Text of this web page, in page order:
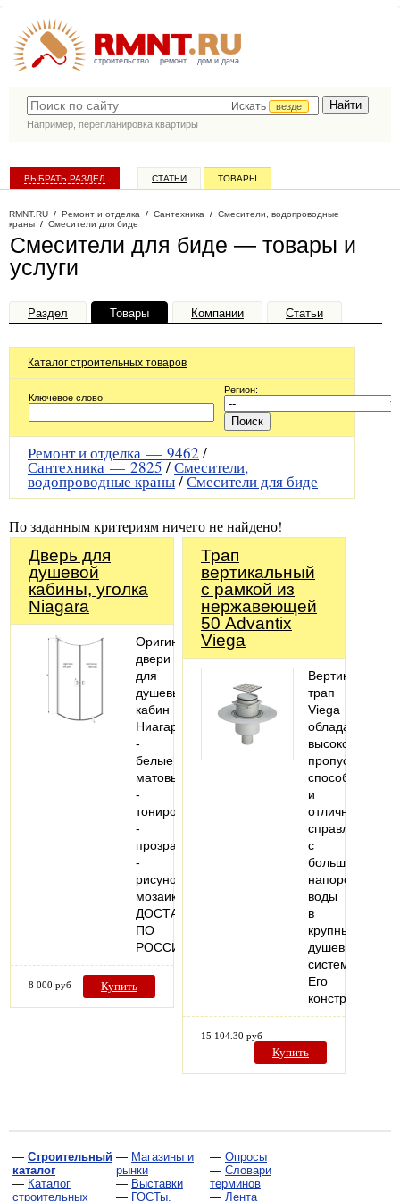
строительство ремонт дом и дача
Искать
везде
Например, перепланировка квартиры
ВЫБРАТЬ РАЗДЕЛ СТАТЬИ ТОВАРЫ
RMNT.RU / Ремонт и отделка / Сантехника / Смесители, водопроводные
краны / Смесители для биде
Смесители для биде — товары и
услуги
Раздел Товары Компании Статьи
Каталог строительных товаров
Ключевое слово:
Регион:
Ремонт и отделка — 9462 /
Сантехника —2825/Смесители,
водопроводные краны/Смесители для биде
По заданным критериям ничего не найдено!
Дверь для
душевой
кабины, уголка
Niagara
Оригинальные
двери
для
душевых
кабин
Ниагара
-
белые
матовые
-
тонированные
-
прозрачные
-
рисунок
мозаика
ДОСТАВКА
ПО
РОССИИ
8 000 руб Купить
Трап
вертикальный
с рамкой из
нержавеющей
50 Advantix
Viega
Вертикальный
трап
Viega
обладает
высокой
пропускной
способностью
и
отлично
справляется
с
большим
напором
воды
в
крупных
душевых
системах.
Его
конструкция…
15 104.30 руб
Купить
— Строительный
каталог
— Каталог
строительных
— Магазины и
рынки
— Выставки
— ГОСТы,
— Опросы
— Словари
терминов
— Лента